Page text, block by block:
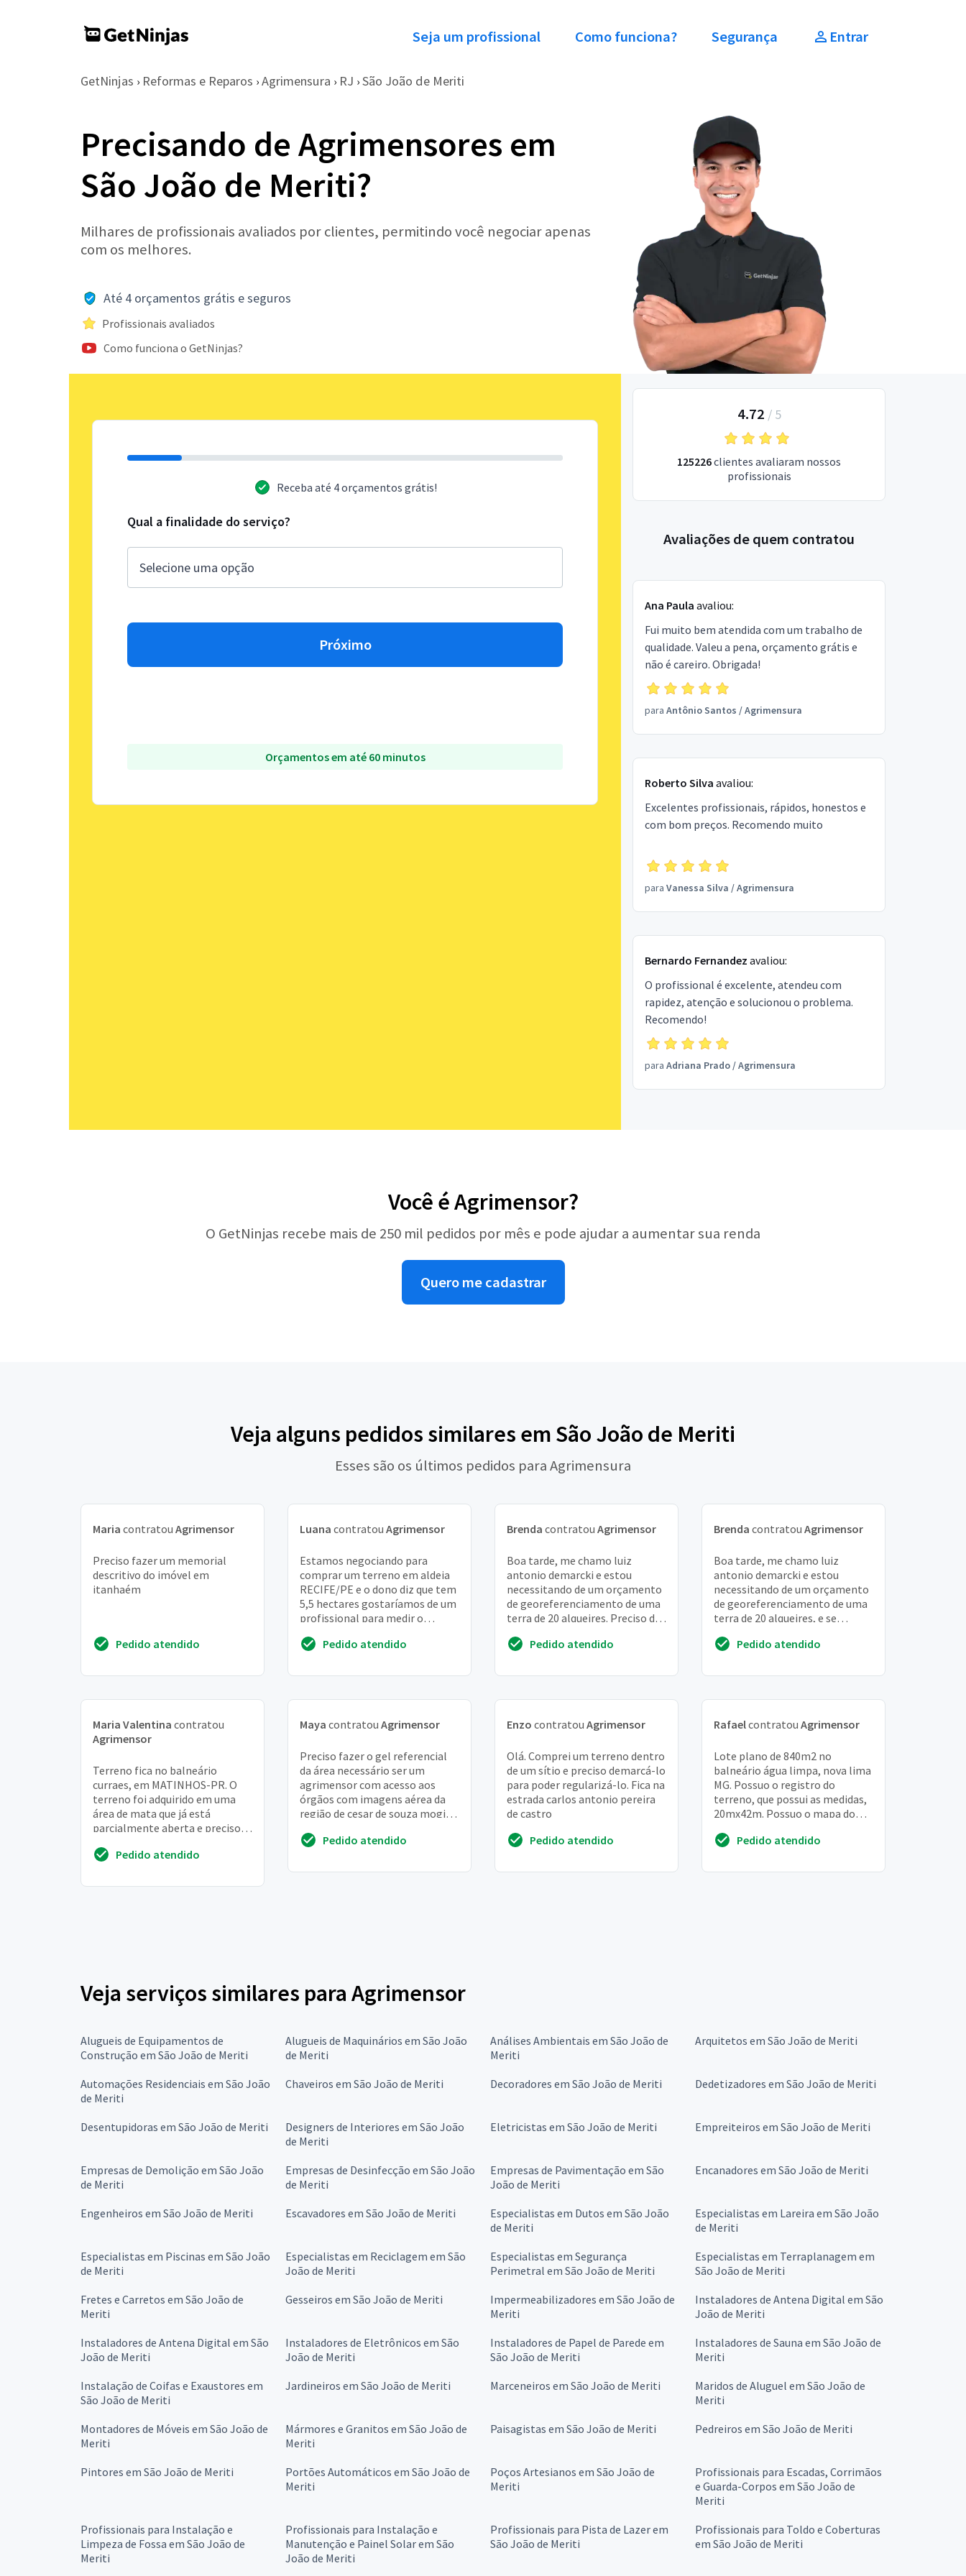
Seja um profissional Como funciona? Segurança Entrar
GetNinjas › Reformas e Reparos › Agrimensura › RJ › São João de Meriti
Precisando de Agrimensores em
São João de Meriti?
Milhares de profissionais avaliados por clientes, permitindo você negociar apenas
com os melhores.
Até 4 orçamentos grátis e seguros
Profissionais avaliados
Como funciona o GetNinjas?
Receba até 4 orçamentos grátis!
Qual a finalidade do serviço?
Próximo
Orçamentos em até 60 minutos
4.72 / 5
125226clientes avaliaram nossos
profissionais
Avaliações de quem contratou
Ana Paula avaliou:
Fui muito bem atendida com um trabalho de
qualidade. Valeu a pena, orçamento grátis e
não é careiro. Obrigada!
para Antônio Santos /Agrimensura
Roberto Silva avaliou:
Excelentes profissionais, rápidos, honestos e
com bom preços. Recomendo muito
para Vanessa Silva /Agrimensura
Bernardo Fernandez avaliou:
O profissional é excelente, atendeu com
rapidez, atenção e solucionou o problema.
Recomendo!
para Adriana Prado/Agrimensura
Você é Agrimensor?
O GetNinjas recebe mais de 250 mil pedidos por mês e pode ajudar a aumentar sua renda
Quero me cadastrar
Veja alguns pedidos similares em São João de Meriti
Esses são os últimos pedidos para Agrimensura
Maria contratou Agrimensor
Preciso fazer um memorial
descritivo do imóvel em
itanhaém
Pedido atendido
Luana contratou Agrimensor
Estamos negociando para
comprar um terreno em aldeia
RECIFE/PE e o dono diz que tem
5,5 hectares gostaríamos de um
profissional para medir o
informação é real. Vi...
Pedido atendido
Brenda contratou Agrimensor
Boa tarde, me chamo luiz
antonio demarcki e estou
necessitando de um orçamento
de georeferenciamento de uma
terra de 20 alqueires. Preciso de
uma idéia de ...
Pedido atendido
Brenda contratou Agrimensor
Boa tarde, me chamo luiz
antonio demarcki e estou
necessitando de um orçamento
de georeferenciamento de uma
terra de 20 alqueires, e se
alqueire desta propr...
Pedido atendido
Maria Valentina contratou
Agrimensor
Terreno fica no balneário
curraes, em MATINHOS-PR. O
terreno foi adquirido em uma
área de mata que já está
parcialmente aberta e preciso
eventual construção
Pedido atendido
Maya contratou Agrimensor
Preciso fazer o gel referencial
da área necessário ser um
agrimensor com acesso aos
órgãos com imagens aérea da
região de cesar de souza mogi
Pedido atendido
Enzo contratou Agrimensor
Olá. Comprei um terreno dentro
de um sítio e preciso demarcá-lo
para poder regularizá-lo. Fica na
estrada carlos antonio pereira
de castro
Pedido atendido
Rafaelcontratou Agrimensor
Lote plano de 840m2 no
balneário água limpa, nova lima
MG. Possuo o registro do
terreno, que possui as medidas,
20mx42m. Possuo o mapa do
lotes. Lote está limpo...
Pedido atendido
Veja serviços similares para Agrimensor
Alugueis de Equipamentos de
Construção em São João de Meriti
Alugueis de Maquinários em São João
de Meriti
Análises Ambientais em São João de
Meriti
Arquitetos em São João de Meriti
Automações Residenciais em São João
de Meriti
Chaveiros em São João de Meriti Decoradores em São João de Meriti Dedetizadores em São João de Meriti
Desentupidoras em São João de Meriti
Designers de Interiores em São João
de Meriti
Eletricistas em São João de Meriti Empreiteiros em São João de Meriti
Empresas de Demolição em São João
de Meriti
Empresas de Desinfecção em São João
de Meriti
Empresas de Pavimentação em São
João de Meriti
Encanadores em São João de Meriti
Engenheiros em São João de Meriti Escavadores em São João de Meriti
Especialistas em Dutos em São João
de Meriti
Especialistas em Lareira em São João
de Meriti
Especialistas em Piscinas em São João
de Meriti
Especialistas em Reciclagem em São
João de Meriti
Especialistas em Segurança
Perimetral em São João de Meriti
Especialistas em Terraplanagem em
São João de Meriti
Fretes e Carretos em São João de
Meriti
Gesseiros em São João de Meriti
Impermeabilizadores em São João de
Meriti
Instaladores de Antena Digital em São
João de Meriti
Instaladores de Antena Digital em São
João de Meriti
Instaladores de Eletrônicos em São
João de Meriti
Instaladores de Papel de Parede em
São João de Meriti
Instaladores de Sauna em São João de
Meriti
Instalação de Coifas e Exaustores em
São João de Meriti
Jardineiros em São João de Meriti Marceneiros em São João de Meriti
Maridos de Aluguel em São João de
Meriti
Montadores de Móveis em São João de
Meriti
Mármores e Granitos em São João de
Meriti
Paisagistas em São João de Meriti Pedreiros em São João de Meriti
Pintores em São João de Meriti
Portões Automáticos em São João de
Meriti
Poços Artesianos em São João de
Meriti
Profissionais para Escadas, Corrimãos
e Guarda-Corpos em São João de
Meriti
Profissionais para Instalação e
Limpeza de Fossa em São João de
Meriti
Profissionais para Instalação e
Manutenção e Painel Solar em São
João de Meriti
Profissionais para Pista de Lazer em
São João de Meriti
Profissionais para Toldo e Coberturas
em São João de Meriti